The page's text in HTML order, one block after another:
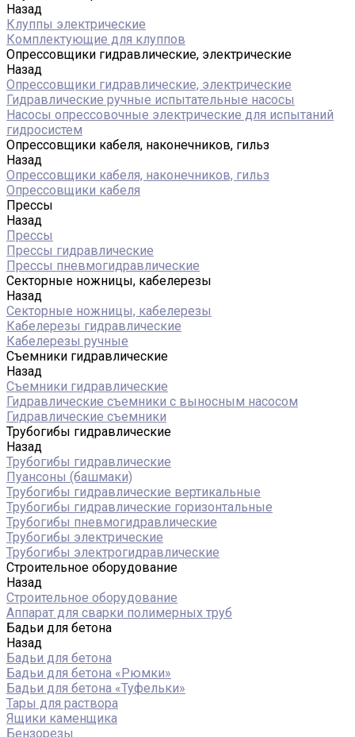
Назад
Клуппы электрические
Комплектующие для клуппов
Опрессовщики гидравлические, электрические
Назад
Опрессовщики гидравлические, электрические
Гидравлические ручные испытательные насосы
Насосы опрессовочные электрические для испытаний
гидросистем
Опрессовщики кабеля, наконечников, гильз
Назад
Опрессовщики кабеля, наконечников, гильз
Опрессовщики кабеля
Прессы
Назад
Прессы
Прессы гидравлические
Прессы пневмогидравлические
Секторные ножницы, кабелерезы
Назад
Секторные ножницы, кабелерезы
Кабелерезы гидравлические
Кабелерезы ручные
Съемники гидравлические
Назад
Съемники гидравлические
Гидравлические cъемники с выносным насосом
Гидравлические съемники
Трубогибы гидравлические
Назад
Трубогибы гидравлические
Пуансоны (башмаки)
Трубогибы гидравлические вертикальные
Трубогибы гидравлические горизонтальные
Трубогибы пневмогидравлические
Трубогибы электрические
Трубогибы электрогидравлические
Строительное оборудование
Назад
Строительное оборудование
Аппарат для сварки полимерных труб
Бадьи для бетона
Назад
Бадьи для бетона
Бадьи для бетона «Рюмки»
Бадьи для бетона «Туфельки»
Тары для раствора
Ящики каменщика
Бензорезы